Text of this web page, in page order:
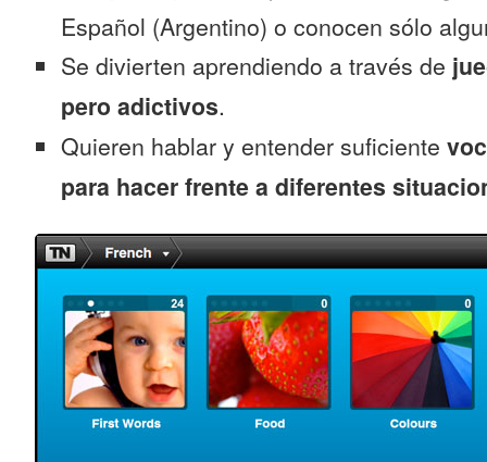
Español (Argentino) o conocen sólo
Se divierten aprendiendo a través de
pero adictivos.
Quieren hablar y entender suficiente
para hacer frente a diferentes